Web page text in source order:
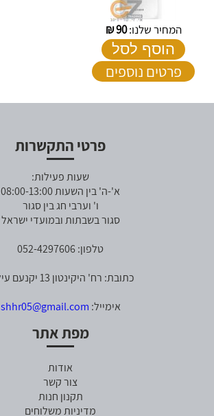
המחיר שלנו:90
₪
הוסף לסל
פרטים נוספים
פרטי התקשרות
שעות פעילות:
א'-ה' בין השעות 08:00-13:00
ו' וערבי חג בין סגור
סגור בשבתות ובמועדי ישראל
טלפון: 052-4297606
כתובת: רח' היקינטון 13 יקנעם עילית
אימייל: shhr05@gmail.com
מפת אתר
אודות
צור קשר
תקנון חנות
מדיניות משלוחים